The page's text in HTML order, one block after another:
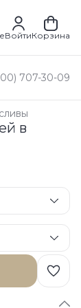
ВойтиКорзина
707-30-09
в